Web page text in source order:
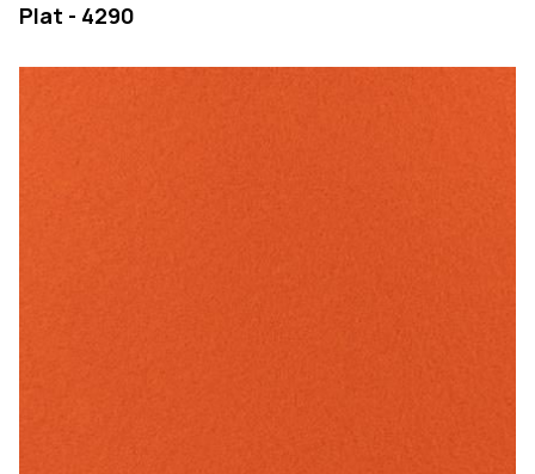
Plat - 4290